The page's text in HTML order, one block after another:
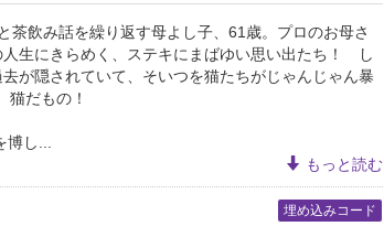
茶飲み話を繰り返す母よし子、61歳。プロのお母さ
人生にきらめく、ステキにまばゆい思い出たち！ し
が隠されていて、そいつを猫たちがじゃんじゃん暴
だもの！
し...
もっと読む
埋め込みコード